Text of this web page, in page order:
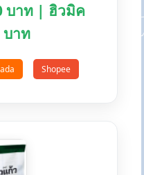
บาท | ฮิวมิค
บาท
Shopee